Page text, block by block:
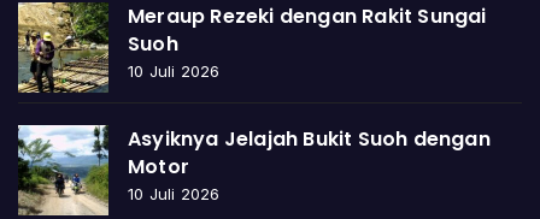
Meraup Rezeki dengan Rakit Sungai
Suoh
10 Juli 2026
Asyiknya Jelajah Bukit Suoh dengan
Motor
10 Juli 2026